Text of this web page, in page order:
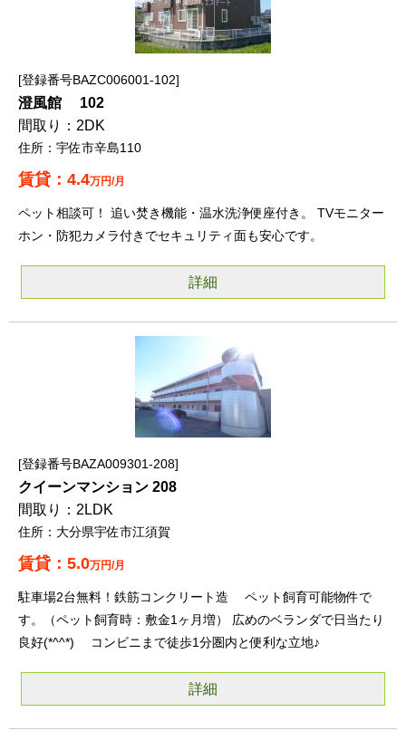
登録番号BAZC006001-102
澄風館 102
2DK
宇佐市辛島110
4.4万円/月
ペット相談可！ 追い焚き機能・温水洗浄便座付き。 TVモニター
ホン・防犯カメラ付きでセキュリティ面も安心です。
詳細
登録番号BAZA009301-208
クイーンマンション 208
2LDK
大分県宇佐市江須賀
5.0万円/月
駐車場2台無料！鉄筋コンクリート造 ペット飼育可能物件で
す。（ペット飼育時：敷金1ヶ月増） 広めのベランダで日当たり
良好(*^^*) コンビニまで徒歩1分圏内と便利な立地♪
詳細